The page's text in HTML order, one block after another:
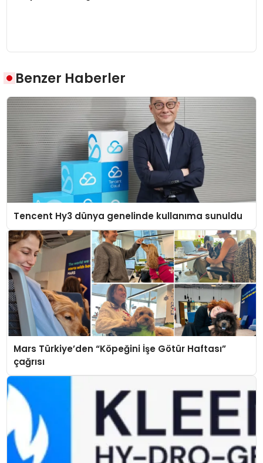
Benzer Haberler
Tencent Hy3 dünya genelinde kullanıma sunuldu
Mars Türkiye’den “Köpeğini İşe Götür Haftası”
çağrısı